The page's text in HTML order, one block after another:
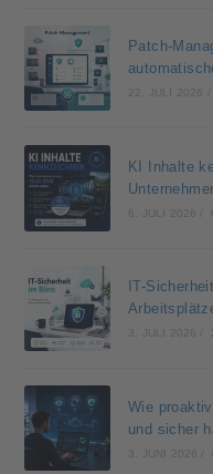
Patch-
KI Inhalte
6. JULI 2026
IT-
3. JULI 2026
Wie
und sicher
3. JUNI 2026